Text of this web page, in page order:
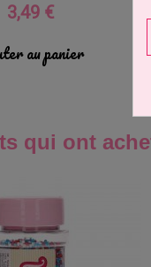
Prix
3,49 €
au panier
qui ont